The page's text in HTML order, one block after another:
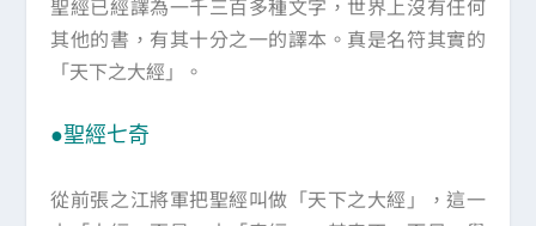
聖經已經譯為一千三百多種文字，世界上沒有任何
其他的書，有其十分之一的譯本。真是名符其實的
「天下之大經」。
●聖經七奇
從前張之江將軍把聖經叫做「天下之大經」，這一